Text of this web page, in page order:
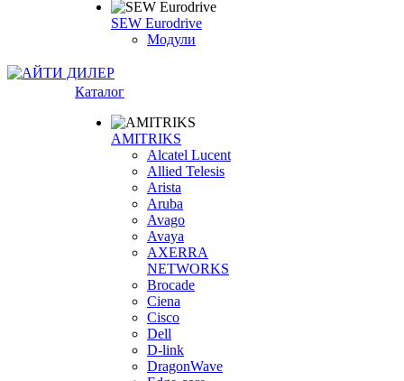
SEW Eurodrive
Модули
Каталог
AMITRIKS
Alcatel Lucent
Allied Telesis
Arista
Aruba
Avago
Avaya
AXERRA
NETWORKS
Brocade
Ciena
Cisco
Dell
D-link
DragonWave